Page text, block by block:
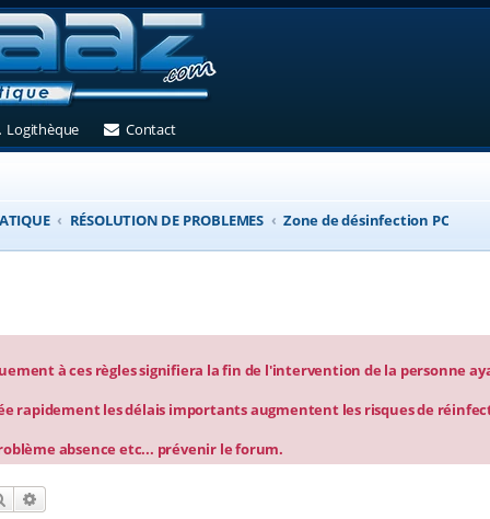
un nouvel onglet)
Logithèque(Ouvre un nouvel onglet)
Contact(Ouvre un nouvel onglet)
RÉSOLUTION DE PROBLEMES Zone de désinfection PC
à ces règles signifiera la fin de l'intervention de la personne
rapidement les délais importants augmentent les risques de
absence etc... prévenir le forum.
Rechercher